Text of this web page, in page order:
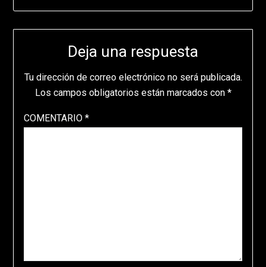
Deja una respuesta
Tu dirección de correo electrónico no será publicada.
Los campos obligatorios están marcados con *
COMENTARIO *